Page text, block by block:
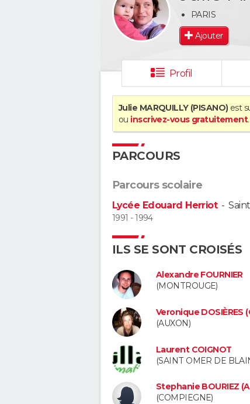
PARIS
Ajouter
Profil
Julie MARQUILLY (PISANO) est
ou inscrivez-vous gratuitement.
PARCOURS
Parcours scolaire
Lycée Edouard Herriot-
1991 - 1994
ILS SE SONT CROISÉS
Alexandre FOURNIER
(MONTROUGE)
Veronique DOSIÈRES
(AUXON)
Laurent COIGNOT
(SAINT OMER DE
Stephanie BOURIEZ
(COMPIEGNE)